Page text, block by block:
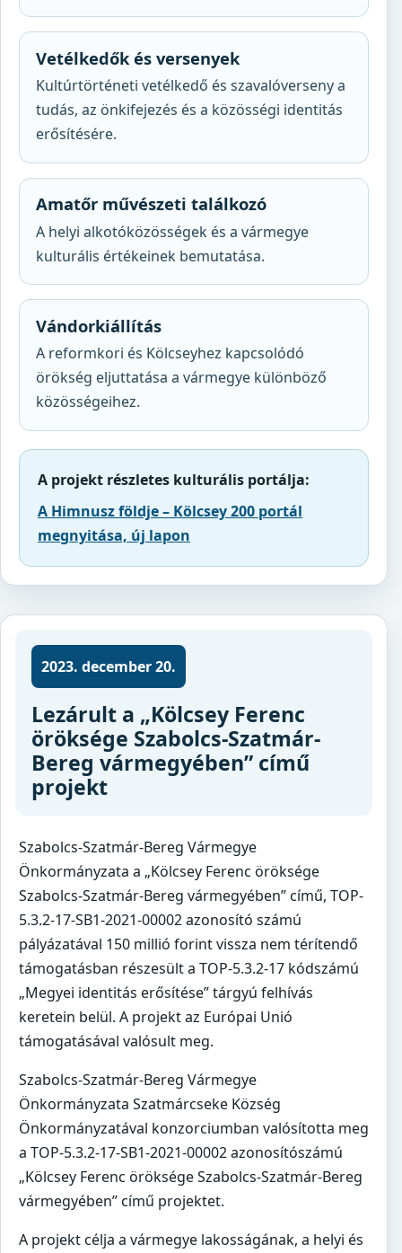
Vetélkedők és versenyek
Kultúrtörténeti vetélkedő és szavalóverseny a
tudás, az önkifejezés és a közösségi identitás
erősítésére.
Amatőr művészeti találkozó
A helyi alkotóközösségek és a vármegye
kulturális értékeinek bemutatása.
Vándorkiállítás
A reformkori és Kölcseyhez kapcsolódó
örökség eljuttatása a vármegye különböző
közösségeihez.
A projekt részletes kulturális portálja:
A Himnusz földje – Kölcsey 200 portál
megnyitása, új lapon
2023. december 20.
Lezárult a „Kölcsey Ferenc
öröksége Szabolcs-Szatmár-
Bereg vármegyében” című
projekt
Szabolcs-Szatmár-Bereg Vármegye
Önkormányzata a „Kölcsey Ferenc öröksége
Szabolcs-Szatmár-Bereg vármegyében” című, TOP-
5.3.2-17-SB1-2021-00002 azonosító számú
pályázatával 150 millió forint vissza nem térítendő
támogatásban részesült a TOP-5.3.2-17 kódszámú
„Megyei identitás erősítése” tárgyú felhívás
keretein belül. A projekt az Európai Unió
támogatásával valósult meg.
Szabolcs-Szatmár-Bereg Vármegye
Önkormányzata Szatmárcseke Község
Önkormányzatával konzorciumban valósította meg
a TOP-5.3.2-17-SB1-2021-00002 azonosítószámú
„Kölcsey Ferenc öröksége Szabolcs-Szatmár-Bereg
vármegyében” című projektet.
A projekt célja a vármegye lakosságának, a helyi és